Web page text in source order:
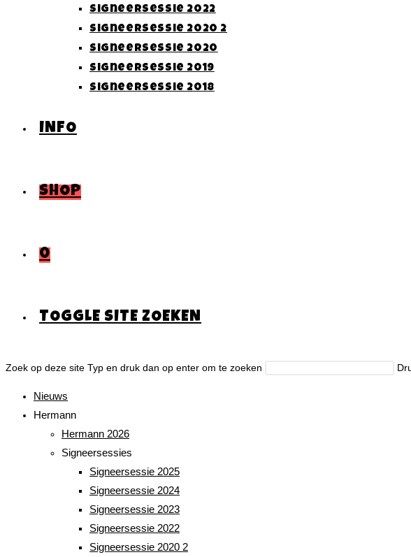
Signeersessie 2022
Signeersessie 2020 2
Signeersessie 2020
Signeersessie 2019
Signeersessie 2018
INFO
SHOP
0
TOGGLE SITE ZOEKEN
Zoek op deze site Typ en druk dan op enter om te zoeken
Nieuws
Hermann
Hermann 2026
Signeersessies
Signeersessie 2025
Signeersessie 2024
Signeersessie 2023
Signeersessie 2022
Signeersessie 2020 2